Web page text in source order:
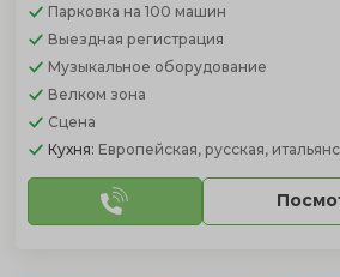
Парковка на 100 машин
Выездная регистрация
Музыкальное оборудование
Велком зона
Сцена
Кухня: Европейская, русская,